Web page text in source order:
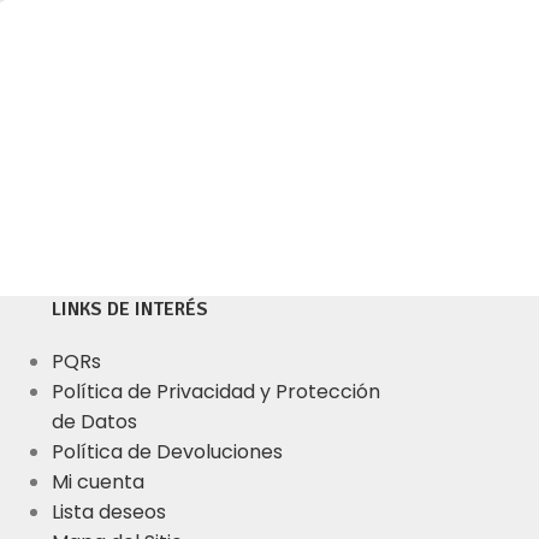
LINKS DE INTERÉS
PQRs
Política de Privacidad y Protección
de Datos
Política de Devoluciones
Mi cuenta
Lista deseos